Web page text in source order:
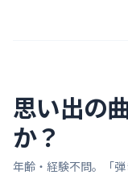
思い出の
か？
年齢・経験不問。「